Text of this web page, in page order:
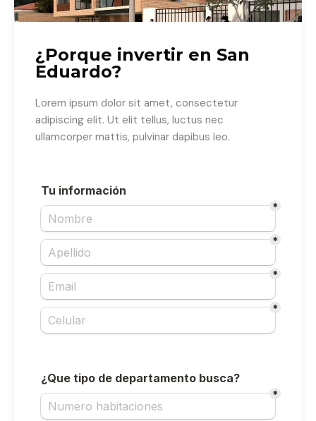
¿Porque invertir en San
Eduardo?
Lorem ipsum dolor sit amet, consectetur
adipiscing elit. Ut elit tellus, luctus nec
ullamcorper mattis, pulvinar dapibus leo.